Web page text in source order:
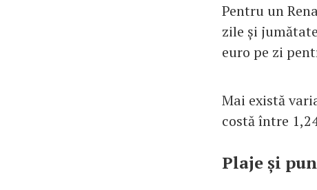
Pentru un
zile și
euro pe zi
Mai există
costă între
Plaje și